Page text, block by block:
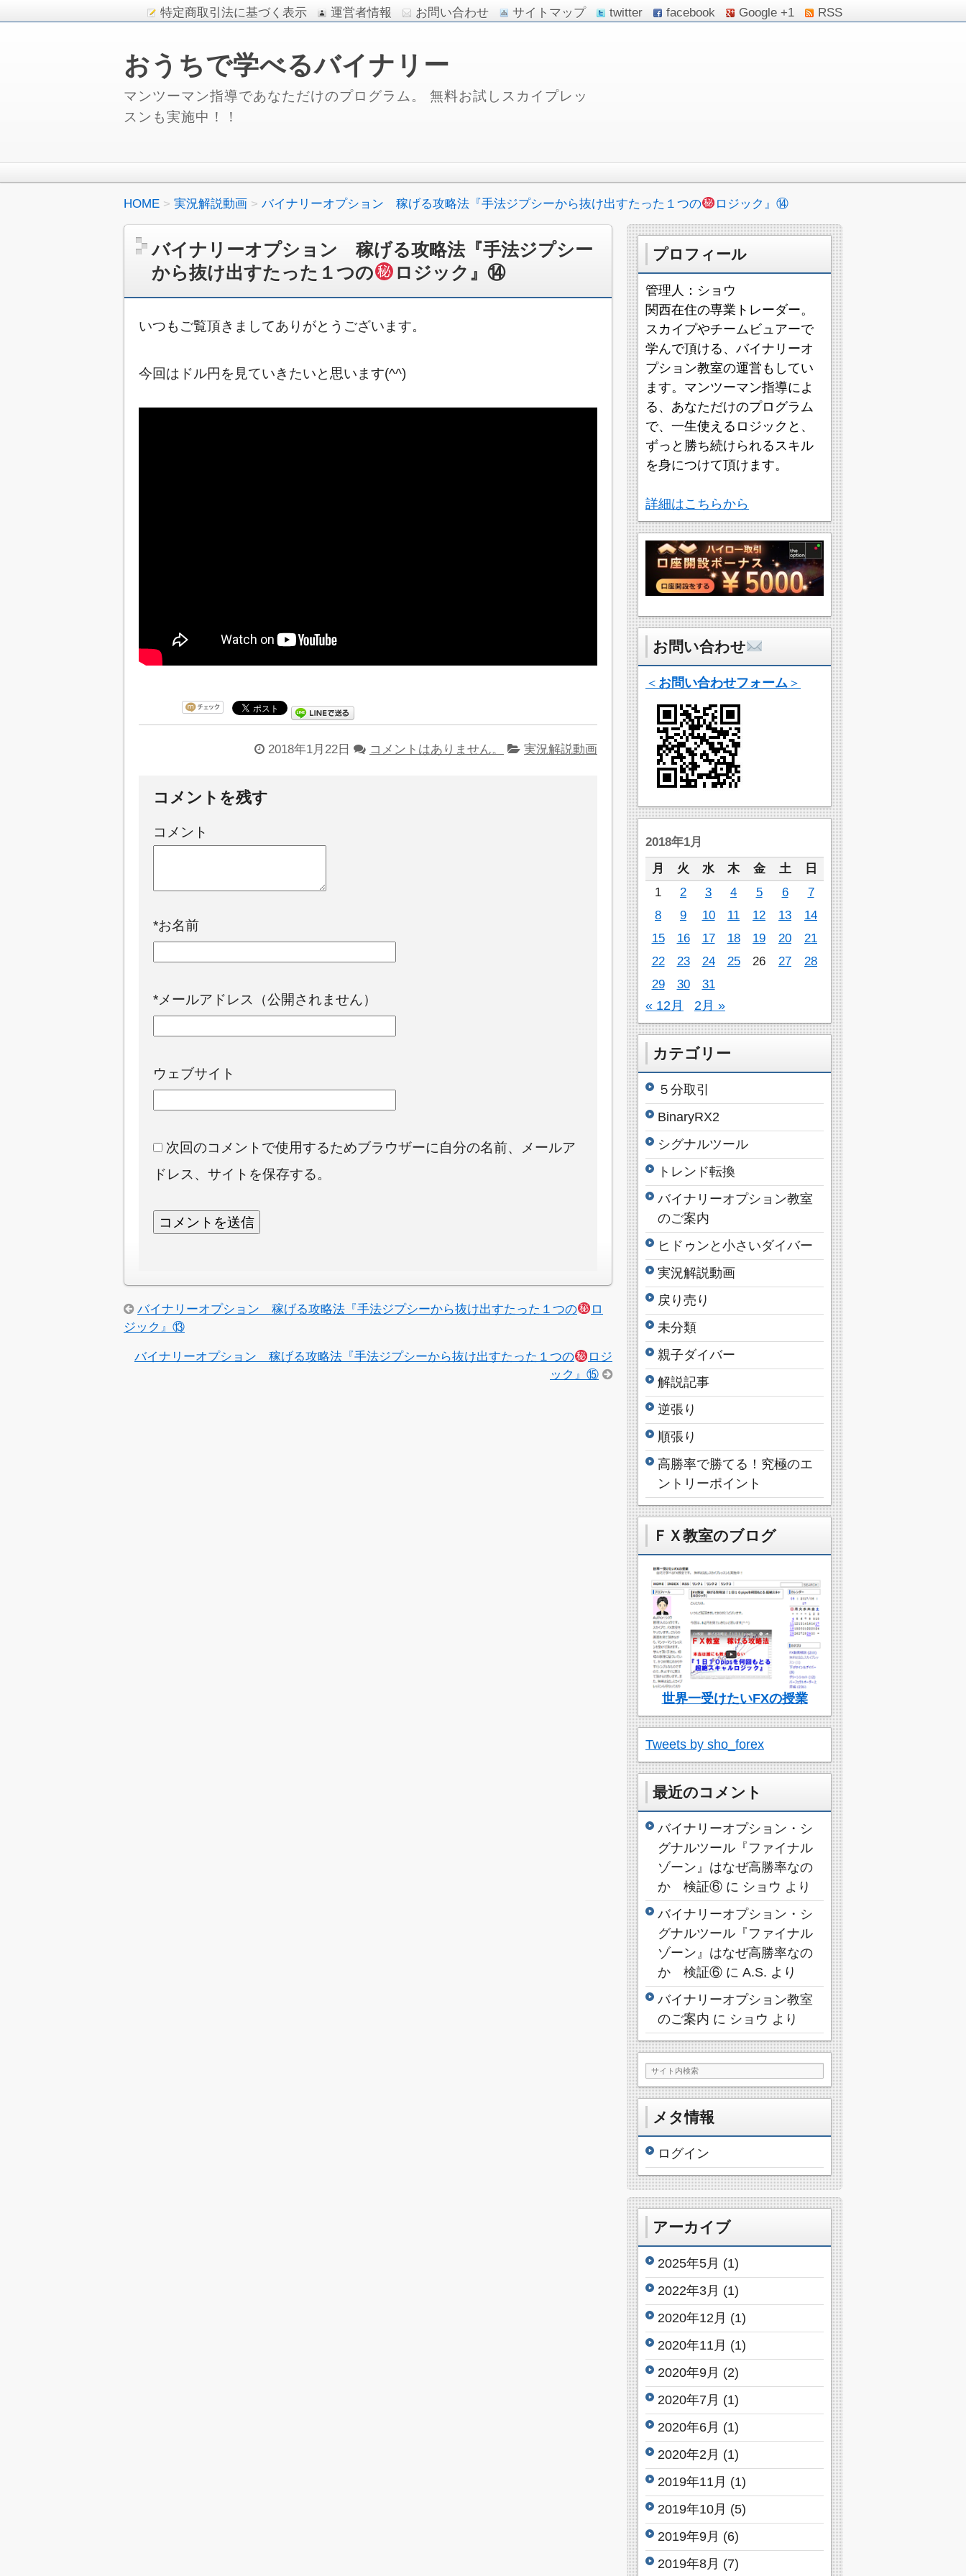
特定商取引法に基づく表示 運営者情報 お問い合わせ サイトマップ twitter facebook Google +1 RSS
おうちで学べるバイナリー
マンツーマン指導であなただけのプログラム。 無料お試しスカイプレッ
スンも実施中！！
HOME 実況解説動画 バイナリーオプション 稼げる攻略法『手法ジプシーから抜け出すたった１つの ロジック』⑭
バイナリーオプション 稼げる攻略法『手法ジプシー
から抜け出すたった１つの
ロジック』⑭
いつもご覧頂きましてありがとうございます。
今回はドル円を見ていきたいと思います(^^)
2018年1月22日 コメントはありません。 実況解説動画
コメントを残す
コメント
*お名前
*メールアドレス（公開されません）
ウェブサイト
次回のコメントで使用するためブラウザーに自分の名前、メールア
ドレス、サイトを保存する。
バイナリーオプション 稼げる攻略法『手法ジプシーから抜け出すたった１つの
ロ
ジック』⑬
バイナリーオプション 稼げる攻略法『手法ジプシーから抜け出すたった１つの
ロジ
ック』⑮
プロフィール
管理人：ショウ
関西在住の専業トレーダー。
スカイプやチームビュアーで
学んで頂ける、バイナリーオ
プション教室の運営もしてい
ます。マンツーマン指導によ
る、あなただけのプログラム
で、一生使えるロジックと、
ずっと勝ち続けられるスキル
を身につけて頂けます。
詳細はこちらから
お問い合わせ
＜ お問い合わせフォーム ＞
2018年1月
月
火 水 木 金 土
日
1
2 3 4 5 6
7
8
9 10 11 12 13
14
15
16 17 18 19 20
21
22
23 24 25 26 27
28
29
30 31
« 12月 2月 »
カテゴリー
５分取引
BinaryRX2
シグナルツール
トレンド転換
バイナリーオプション教室
のご案内
ヒドゥンと小さいダイバー
実況解説動画
戻り売り
未分類
親子ダイバー
解説記事
逆張り
順張り
高勝率で勝てる！究極のエ
ントリーポイント
ＦＸ教室のブログ
世界一受けたいFXの授業
Tweets by sho_forex
最近のコメント
バイナリーオプション・シ
グナルツール『ファイナル
ゾーン』はなぜ高勝率なの
か 検証⑥ に ショウ より
バイナリーオプション・シ
グナルツール『ファイナル
ゾーン』はなぜ高勝率なの
か 検証⑥ に A.S. より
バイナリーオプション教室
のご案内 に ショウ より
メタ情報
ログイン
アーカイブ
2025年5月 (1)
2022年3月 (1)
2020年12月 (1)
2020年11月 (1)
2020年9月 (2)
2020年7月 (1)
2020年6月 (1)
2020年2月 (1)
2019年11月 (1)
2019年10月 (5)
2019年9月 (6)
2019年8月 (7)